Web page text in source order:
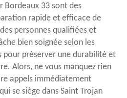
Bordeaux 33 sont des
rapide et efficace de
personnes qualifiées et
bien soignée selon les
pour préserver une durabilité et
Alors, ne vous manquez rien
appels immédiatement
se siège dans Saint Trojan